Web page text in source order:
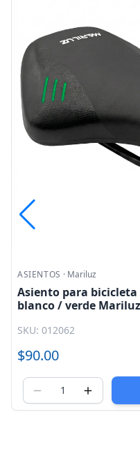
ASIENTOS · Mariluz
Asiento para bicicleta
blanco / verde Mariluz
SKU: 012062
$90.00